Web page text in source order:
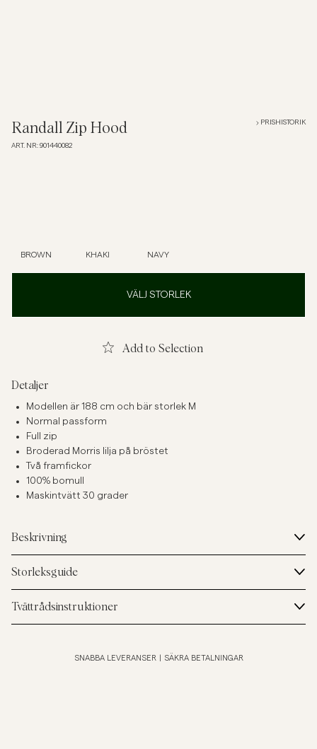
Skjortor
T-shirts
Underkläder
Randall Zip Hood
ART. NR: 901440082
PRISHISTORIK
BROWN KHAKI NAVY
VÄLJ STORLEK
Add to Selection
Detaljer
Modellen är 188 cm och bär storlek M
Normal passform
Full zip
Broderad Morris lilja på bröstet
Två framfickor
100% bomull
Maskintvätt 30 grader
Beskrivning
Storleksguide
Tvättrådsinstruktioner
SNABBA LEVERANSER SÄKRA BETALNINGAR